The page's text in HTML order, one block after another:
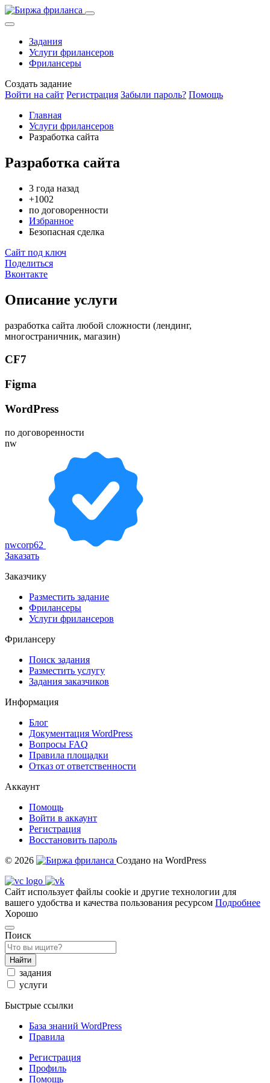
Задания
Услуги фрилансеров
Фрилансеры
Создать задание
Войти на сайт Регистрация Забыли пароль? Помощь
Главная
Услуги фрилансеров
Разработка сайта
Разработка сайта
3 года назад
+1002
по договоренности
Избранное
Безопасная сделка
Сайт под ключ
Поделиться
Вконтакте
Описание услуги
разработка сайта любой сложности (лендинг,
многостраничник, магазин)
CF7
Figma
WordPress
по договоренности
nw
nwcorp62
Заказать
Заказчику
Разместить задание
Фрилансеры
Услуги фрилансеров
Фрилансеру
Поиск задания
Разместить услугу
Задания заказчиков
Информация
Блог
Документация WordPress
Вопросы FAQ
Правила площадки
Отказ от ответственности
Аккаунт
Помощь
Войти в аккаунт
Регистрация
Восстановить пароль
© 2026
Создано на WordPress
Сайт использует файлы cookie и другие технологии для
вашего удобства и качества пользования ресурсом Подробнее
Хорошо
Поиск
Найти
задания
услуги
Быстрые ссылки
База знаний WordPress
Правила
Регистрация
Профиль
Помощь